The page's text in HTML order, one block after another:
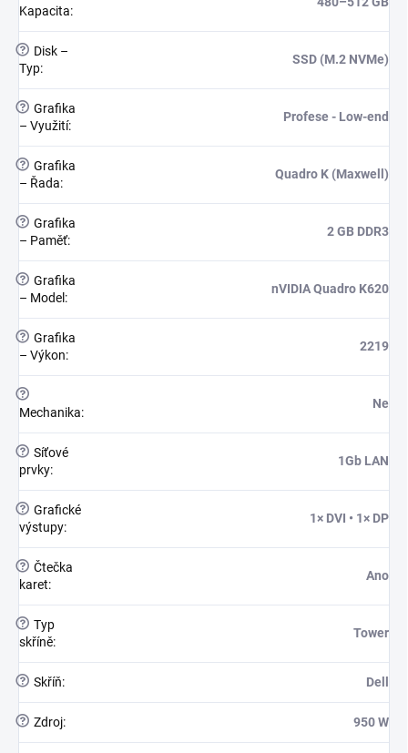
Kapacita:
?
Disk –
Typ:
SSD (M.2 NVMe)
? Grafika
– Využití:
Profese - Low-end
? Grafika
– Řada:
Quadro K (Maxwell)
? Grafika
– Paměť:
2 GB DDR3
? Grafika
– Model :
nVIDIA Quadro K620
? Grafika
– Výkon:
2219
?
Mechanika:
Ne
? Síťové
prvky:
1Gb LAN
? Grafické
výstupy:
1× DVI • 1× DP
? Čtečka
karet:
Ano
? Typ
skříně:
Tower
? Skříň: Dell
? Zdroj: 950 W